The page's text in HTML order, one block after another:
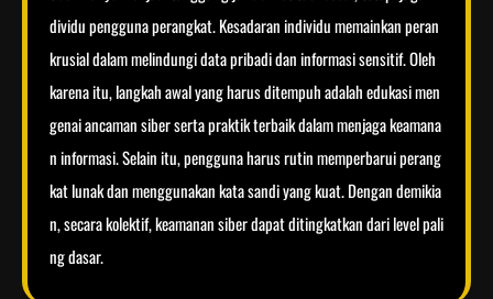
dividu pengguna perangkat. Kesadaran individu memainkan peran
krusial dalam melindungi data pribadi dan informasi sensitif. Oleh
karena itu, langkah awal yang harus ditempuh adalah edukasi men
genai ancaman siber serta praktik terbaik dalam menjaga keamana
n informasi. Selain itu, pengguna harus rutin memperbarui perang
kat lunak dan menggunakan kata sandi yang kuat. Dengan demikia
n, secara kolektif, keamanan siber dapat ditingkatkan dari level pali
ng dasar.